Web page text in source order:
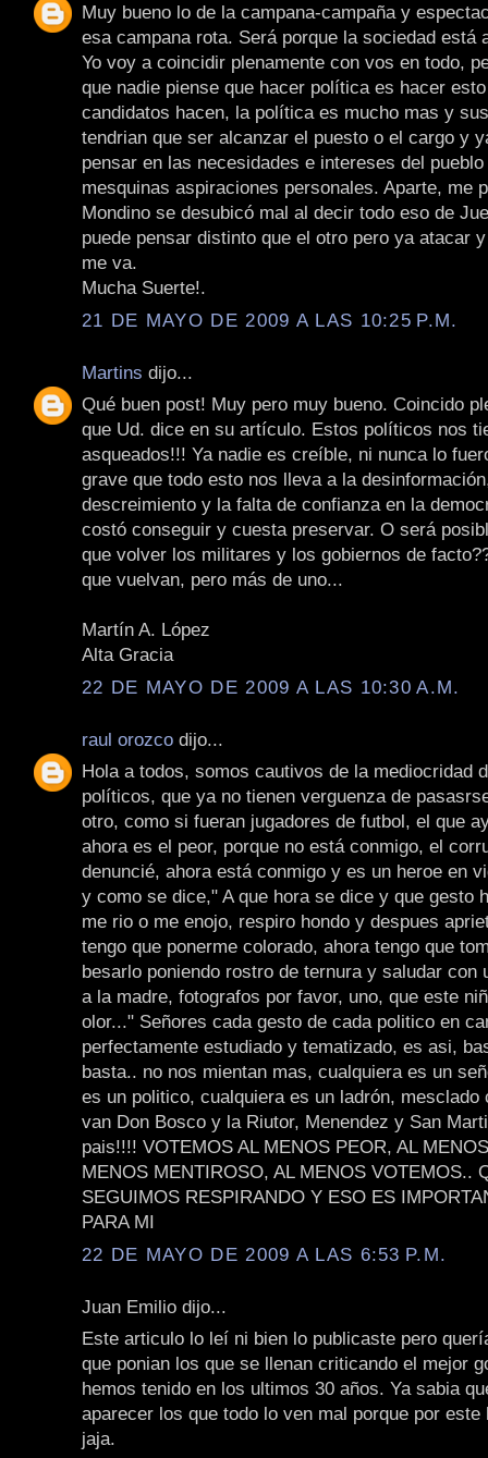
Muy bueno lo de la campana-campaña y
esa campana rota. Será porque la sociedad está
Yo voy a coincidir plenamente con vos en todo,
que nadie piense que hacer política es hacer
candidatos hacen, la política es mucho mas y
tendrian que ser alcanzar el puesto o el cargo y
pensar en las necesidades e intereses del
mesquinas aspiraciones personales. Aparte, me
Mondino se desubicó mal al decir todo eso de
puede pensar distinto que el otro pero ya atacar
me va.
Mucha Suerte!.
21 DE MAYO DE 2009 A LAS 10:25 P.M.
Martins dijo...
Qué buen post! Muy pero muy bueno. Coincido
que Ud. dice en su artículo. Estos políticos nos
asqueados!!! Ya nadie es creíble, ni nunca lo
grave que todo esto nos lleva a la
descreimiento y la falta de confianza en la
costó conseguir y cuesta preservar. O será
que volver los militares y los gobiernos de
que vuelvan, pero más de uno...
Martín A. López
Alta Gracia
22 DE MAYO DE 2009 A LAS 10:30 A.M.
raul orozco dijo...
Hola a todos, somos cautivos de la mediocridad
políticos, que ya no tienen verguenza de
otro, como si fueran jugadores de futbol, el que
ahora es el peor, porque no está conmigo, el
denuncié, ahora está conmigo y es un heroe en
y como se dice," A que hora se dice y que gesto
me rio o me enojo, respiro hondo y despues
tengo que ponerme colorado, ahora tengo que
besarlo poniendo rostro de ternura y saludar con
a la madre, fotografos por favor, uno, que este
olor..." Señores cada gesto de cada politico en
perfectamente estudiado y tematizado, es asi,
basta.. no nos mientan mas, cualquiera es un
es un politico, cualquiera es un ladrón, mesclado
van Don Bosco y la Riutor, Menendez y San
pais!!!! VOTEMOS AL MENOS PEOR, AL
MENOS MENTIROSO, AL MENOS VOTEMOS..
SEGUIMOS RESPIRANDO Y ESO ES
PARA MI
22 DE MAYO DE 2009 A LAS 6:53 P.M.
Juan Emilio dijo...
Este articulo lo leí ni bien lo publicaste pero
que ponian los que se llenan criticando el mejor
hemos tenido en los ultimos 30 años. Ya sabia
aparecer los que todo lo ven mal porque por este
jaja.